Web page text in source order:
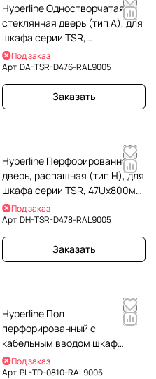
Hyperline Одностворчатая
стеклянная дверь (тип A), для
шкафа серии TSR,
47Uх600мм, черная
Под заказ
Арт.DA-TSR-D476-RAL9005
Заказать
Hyperline Перфорированная
дверь, распашная (тип H), для
шкафа серии TSR, 47Uх800мм,
черная
Под заказ
Арт.DH-TSR-D478-RAL9005
Заказать
Hyperline Пол
перфорированный с
кабельным вводом шкаф
800х1000 для шкафов TSR
Под заказ
Арт.PL-TD-0810-RAL9005